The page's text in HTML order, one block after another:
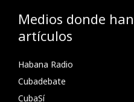
Medios donde
artículos
Habana Radio
Cubadebate
CubaSí